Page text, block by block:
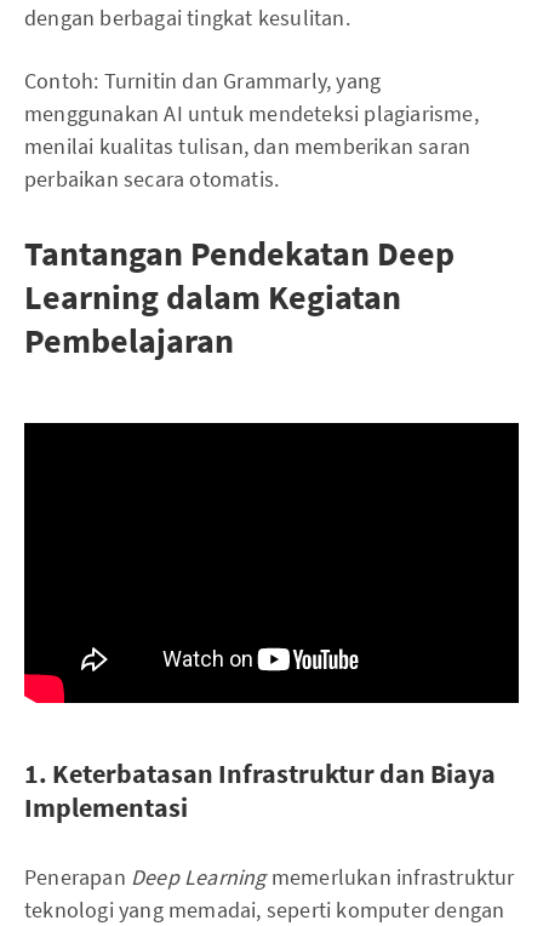
dengan berbagai tingkat kesulitan.
Contoh: Turnitin dan Grammarly, yang
menggunakan AI untuk mendeteksi plagiarisme,
menilai kualitas tulisan, dan memberikan saran
perbaikan secara otomatis.
Tantangan Pendekatan Deep
Learning dalam Kegiatan
Pembelajaran
1. Keterbatasan Infrastruktur dan Biaya
Implementasi
Penerapan Deep Learningmemerlukan infrastruktur
teknologi yang memadai, seperti komputer dengan